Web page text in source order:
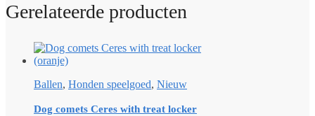
Gerelateerde producten
Ballen, Honden speelgoed, Nieuw
Dog comets Ceres with treat locker